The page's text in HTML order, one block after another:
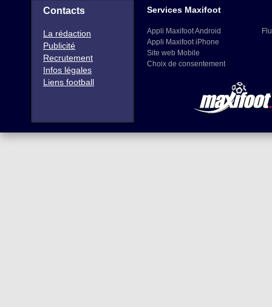
Contacts
La rédaction
Publicité
Recrutement
Infos légales
Liens football
Services Maxifoot
Appli Maxifoot Android
Appli Maxifoot iPhone
Site web Mobile
Choix de consentement